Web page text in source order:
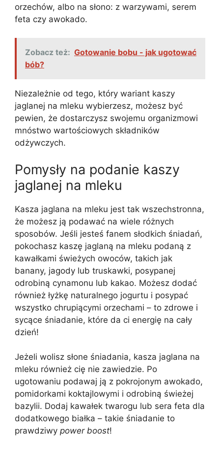
orzechów, albo na słono: z warzywami, serem
feta czy awokado.
Zobacz też: Gotowanie bobu - jak ugotować
bób?
Niezależnie od tego, który wariant kaszy
jaglanej na mleku wybierzesz, możesz być
pewien, że dostarczysz swojemu organizmowi
mnóstwo wartościowych składników
odżywczych.
Pomysły na podanie kaszy
jaglanej na mleku
Kasza jaglana na mleku jest tak wszechstronna,
że możesz ją podawać na wiele różnych
sposobów. Jeśli jesteś fanem słodkich śniadań,
pokochasz kaszę jaglaną na mleku podaną z
kawałkami świeżych owoców, takich jak
banany, jagody lub truskawki, posypanej
odrobiną cynamonu lub kakao. Możesz dodać
również łyżkę naturalnego jogurtu i posypać
wszystko chrupiącymi orzechami – to zdrowe i
sycące śniadanie, które da ci energię na cały
dzień!
Jeżeli wolisz słone śniadania, kasza jaglana na
mleku również cię nie zawiedzie. Po
ugotowaniu podawaj ją z pokrojonym awokado,
pomidorkami koktajlowymi i odrobiną świeżej
bazylii. Dodaj kawałek twarogu lub sera feta dla
dodatkowego białka – takie śniadanie to
prawdziwy power boost!